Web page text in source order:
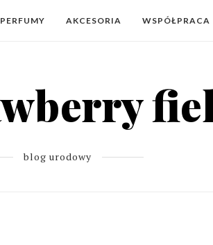
PERFUMY AKCESORIA WSPÓŁPRACA
blog urodowy